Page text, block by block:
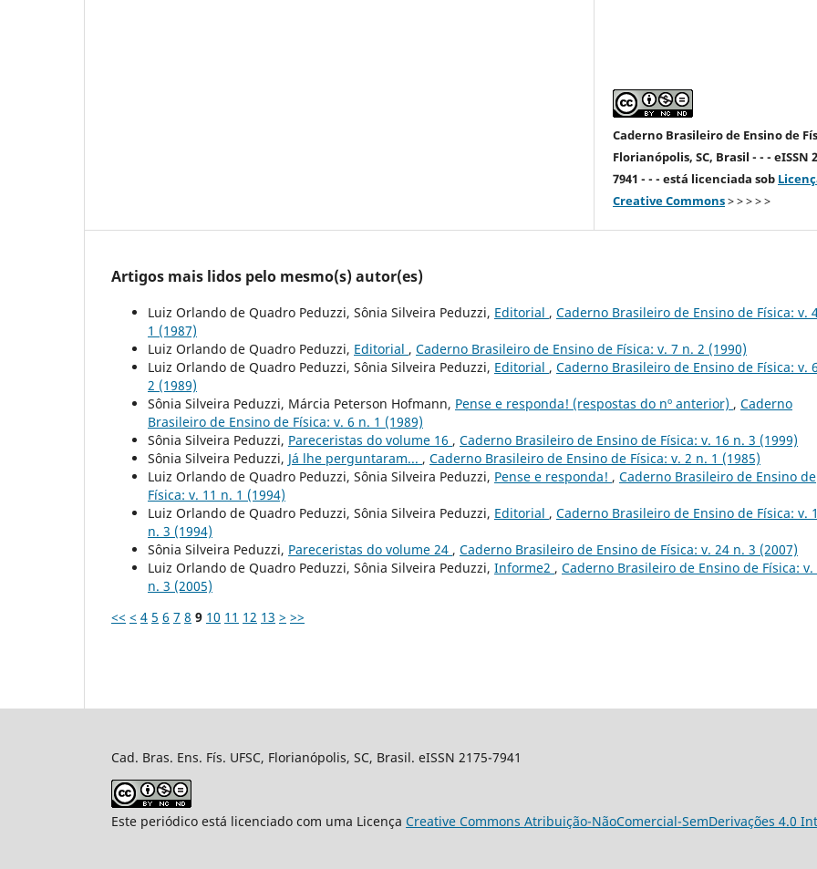
Caderno Brasileiro de Ensino de
Florianópolis, SC, Brasil - - - eISSN
7941 - - - está licenciada sob
Creative Commons> > > > >
Artigos mais lidos pelo mesmo(s) autor(es)
Luiz Orlando de Quadro Peduzzi, Sônia Silveira Peduzzi, Editorial , Caderno Brasileiro de Ensino de Física: v.
1 (1987)
Luiz Orlando de Quadro Peduzzi, Editorial , Caderno Brasileiro de Ensino de Física: v. 7 n. 2 (1990)
Luiz Orlando de Quadro Peduzzi, Sônia Silveira Peduzzi, Editorial , Caderno Brasileiro de Ensino de Física: v.
2 (1989)
Sônia Silveira Peduzzi, Márcia Peterson Hofmann, Pense e responda! (respostas do nº anterior) , Caderno
Brasileiro de Ensino de Física: v. 6 n. 1 (1989)
Sônia Silveira Peduzzi, Pareceristas do volume 16 , Caderno Brasileiro de Ensino de Física: v. 16 n. 3 (1999)
Sônia Silveira Peduzzi, Já lhe perguntaram... , Caderno Brasileiro de Ensino de Física: v. 2 n. 1 (1985)
Luiz Orlando de Quadro Peduzzi, Sônia Silveira Peduzzi, Pense e responda! , Caderno Brasileiro de Ensino de
Física: v. 11 n. 1 (1994)
Luiz Orlando de Quadro Peduzzi, Sônia Silveira Peduzzi, Editorial , Caderno Brasileiro de Ensino de Física: v.
n. 3 (1994)
Sônia Silveira Peduzzi, Pareceristas do volume 24 , Caderno Brasileiro de Ensino de Física: v. 24 n. 3 (2007)
Luiz Orlando de Quadro Peduzzi, Sônia Silveira Peduzzi, Informe2 , Caderno Brasileiro de Ensino de Física: v.
n. 3 (2005)
<< < 4 5 6 7 8 9 10 11 12 13 > >>
Cad. Bras. Ens. Fís. UFSC, Florianópolis, SC, Brasil. eISSN 2175-7941
Este periódico está licenciado com uma Licença Creative Commons Atribuição-NãoComercial-SemDerivações 4.0